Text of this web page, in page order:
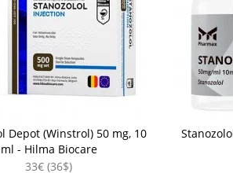
Depot (Winstrol) 50 mg, 10
ml - Hilma Biocare
33€ (36$)